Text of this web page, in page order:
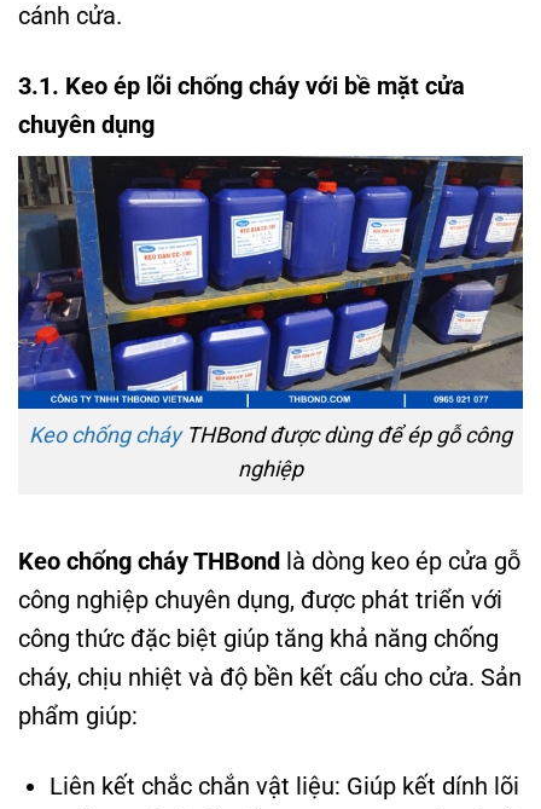
cánh cửa.
3.1. Keo ép lõi chống cháy với bề mặt cửa
chuyên dụng
Keo chống cháyTHBond được dùng để ép gỗ công
nghiệp
Keo chống cháy THBond là dòng keo ép cửa gỗ
công nghiệp chuyên dụng, được phát triển với
công thức đặc biệt giúp tăng khả năng chống
cháy, chịu nhiệt và độ bền kết cấu cho cửa. Sản
phẩm giúp:
Liên kết chắc chắn vật liệu: Giúp kết dính lõi